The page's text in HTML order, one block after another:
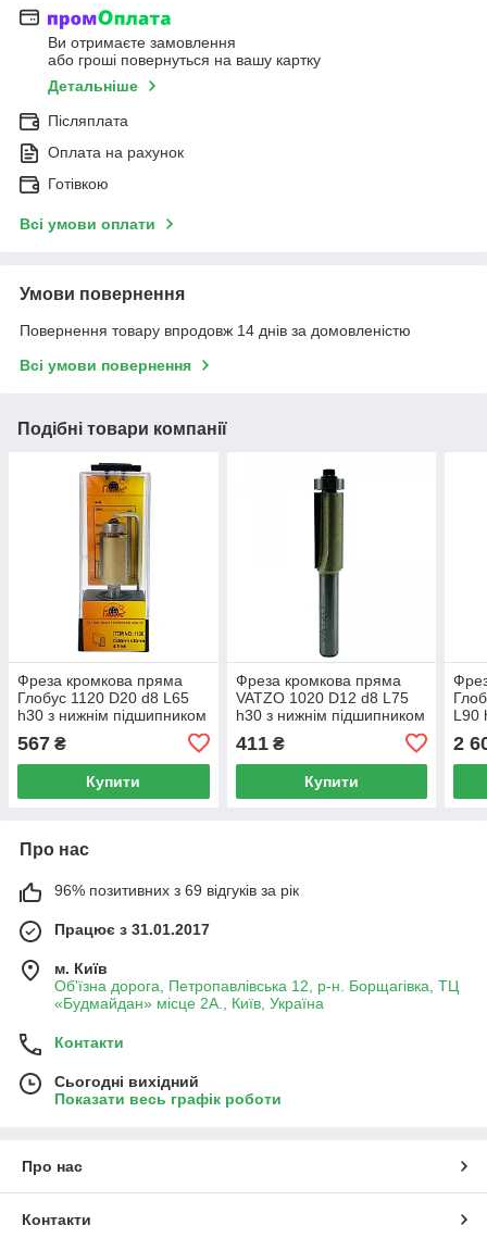
Ви отримаєте замовлення
або гроші повернуться на вашу картку
Детальніше
Післяплата
Оплата на рахунок
Готівкою
Всі умови оплати
Умови повернення
Повернення товару впродовж 14 днів за домовленістю
Всі умови повернення
Подібні товари компанії
Фреза кромкова пряма
Глобус 1120 D20 d8 L65
h30 з нижнім підшипником
567 ₴
Купити
Фреза кромкова пряма
VATZO 1020 D12 d8 L75
h30 з нижнім підшипником
411₴
Купити
L90
2
Про нас
96% позитивних з 69 відгуків за рік
Працює з 31.01.2017
м. Київ
Об'їзна дорога, Петропавлівська 12, р-н. Борщагівка, ТЦ
«Будмайдан» місце 2А., Київ, Україна
Контакти
Сьогодні вихідний
Показати весь графік роботи
Про нас
Контакти